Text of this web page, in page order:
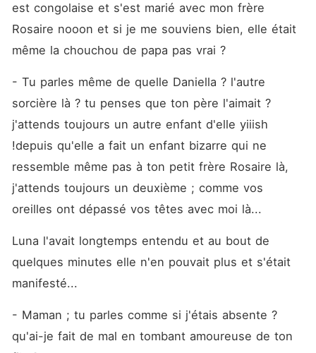
est congolaise et s'est marié avec mon frère
Rosaire nooon et si je me souviens bien, elle était
même la chouchou de papa pas vrai ?
- Tu parles même de quelle Daniella ? l'autre
sorcière là ? tu penses que ton père l'aimait ?
j'attends toujours un autre enfant d'elle yiiish
!depuis qu'elle a fait un enfant bizarre qui ne
ressemble même pas à ton petit frère Rosaire là,
j'attends toujours un deuxième ; comme vos
oreilles ont dépassé vos têtes avec moi là...
Luna l'avait longtemps entendu et au bout de
quelques minutes elle n'en pouvait plus et s'était
manifesté...
- Maman ; tu parles comme si j'étais absente ?
qu'ai-je fait de mal en tombant amoureuse de ton